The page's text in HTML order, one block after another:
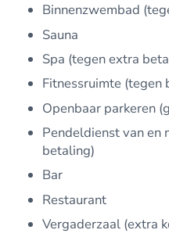
Binnenzwembad
Sauna
Spa (tegen extra
Fitnessruimte (tegen
Openbaar parkeren
Pendeldienst van en
betaling)
Bar
Restaurant
Vergaderzaal (extra